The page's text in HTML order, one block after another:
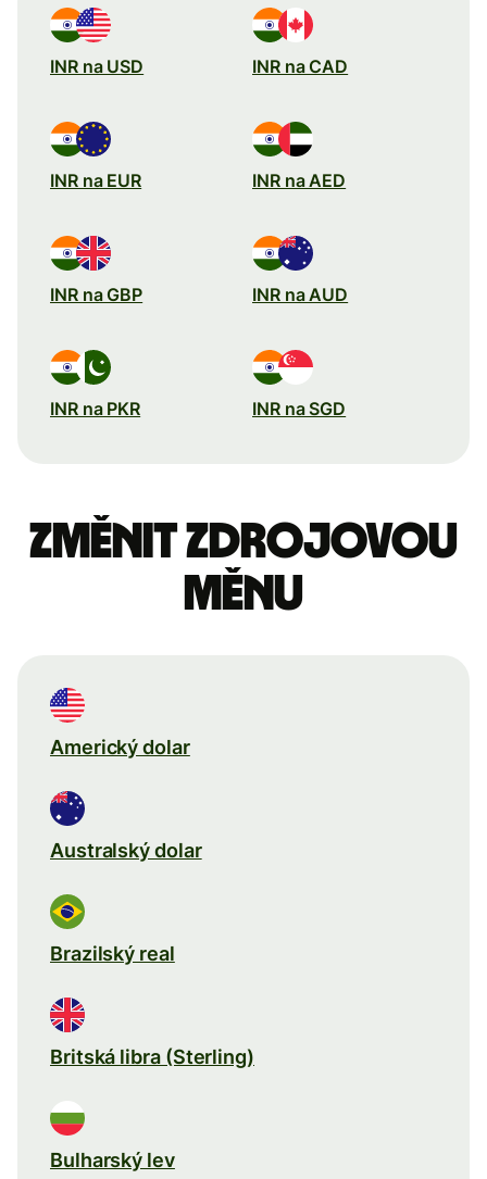
INR na USD INR na CAD
INR na EUR INR na AED
INR na GBP INR na AUD
INR na PKR INR na SGD
Změnit zdrojovou
měnu
Americký dolar
Australský dolar
Brazilský real
Britská libra (Sterling)
Bulharský lev